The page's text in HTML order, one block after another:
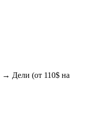
→ Дели (от 110$ на